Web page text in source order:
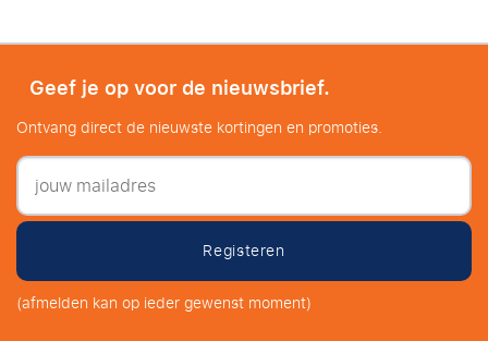
Geef je op voor de nieuwsbrief.
Ontvang direct de nieuwste kortingen en promoties.
Registeren
(afmelden kan op ieder gewenst moment)